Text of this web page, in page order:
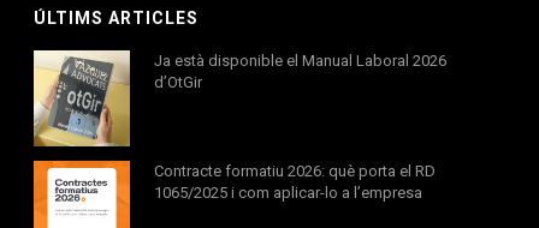
ÚLTIMS ARTICLES
Ja està disponible el Manual Laboral 2026
d’OtGir
Contracte formatiu 2026: què porta el RD
1065/2025 i com aplicar-lo a l’empresa